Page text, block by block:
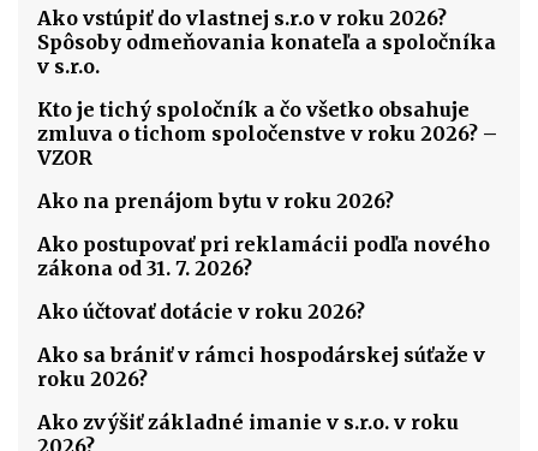
Ako vstúpiť do vlastnej s.r.o v roku 2026?
Spôsoby odmeňovania konateľa a spoločníka
v s.r.o.
Kto je tichý spoločník a čo všetko obsahuje
zmluva o tichom spoločenstve v roku 2026? –
VZOR
Ako na prenájom bytu v roku 2026?
Ako postupovať pri reklamácii podľa nového
zákona od 31. 7. 2026?
Ako účtovať dotácie v roku 2026?
Ako sa brániť v rámci hospodárskej súťaže v
roku 2026?
Ako zvýšiť základné imanie v s.r.o. v roku
2026?